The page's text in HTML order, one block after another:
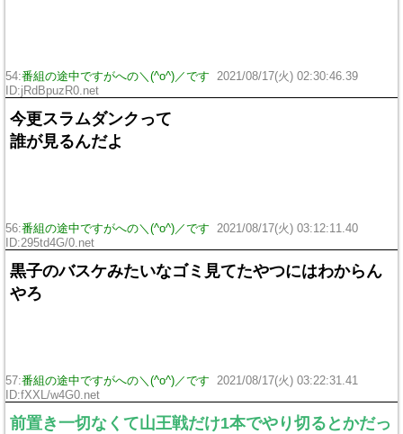
54:番組の途中ですがへの＼(^o^)／です
2021/08/17(火) 02:30:46.39
ID:jRdBpuzR0.net
今更スラムダンクって
誰が見るんだよ
56:番組の途中ですがへの＼(^o^)／です
2021/08/17(火) 03:12:11.40
ID:295td4G/0.net
黒子のバスケみたいなゴミ見てたやつにはわからん
やろ
57:番組の途中ですがへの＼(^o^)／です
2021/08/17(火) 03:22:31.41
ID:fXXL/w4G0.net
前置き一切なくて山王戦だけ1本でやり切るとかだっ